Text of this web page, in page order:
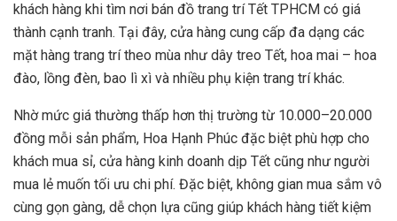
khách hàng khi tìm nơi bán đồ trang trí Tết TPHCM có giá
thành cạnh tranh. Tại đây, cửa hàng cung cấp đa dạng các
mặt hàng trang trí theo mùa như dây treo Tết, hoa mai – hoa
đào, lồng đèn, bao lì xì và nhiều phụ kiện trang trí khác.
Nhờ mức giá thường thấp hơn thị trường từ 10.000–20.000
đồng mỗi sản phẩm, Hoa Hạnh Phúc đặc biệt phù hợp cho
khách mua sỉ, cửa hàng kinh doanh dịp Tết cũng như người
mua lẻ muốn tối ưu chi phí. Đặc biệt, không gian mua sắm vô
cùng gọn gàng, dễ chọn lựa cũng giúp khách hàng tiết kiệm